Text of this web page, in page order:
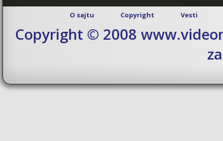
O sajtu Copyright Vesti
Copyright © 2008